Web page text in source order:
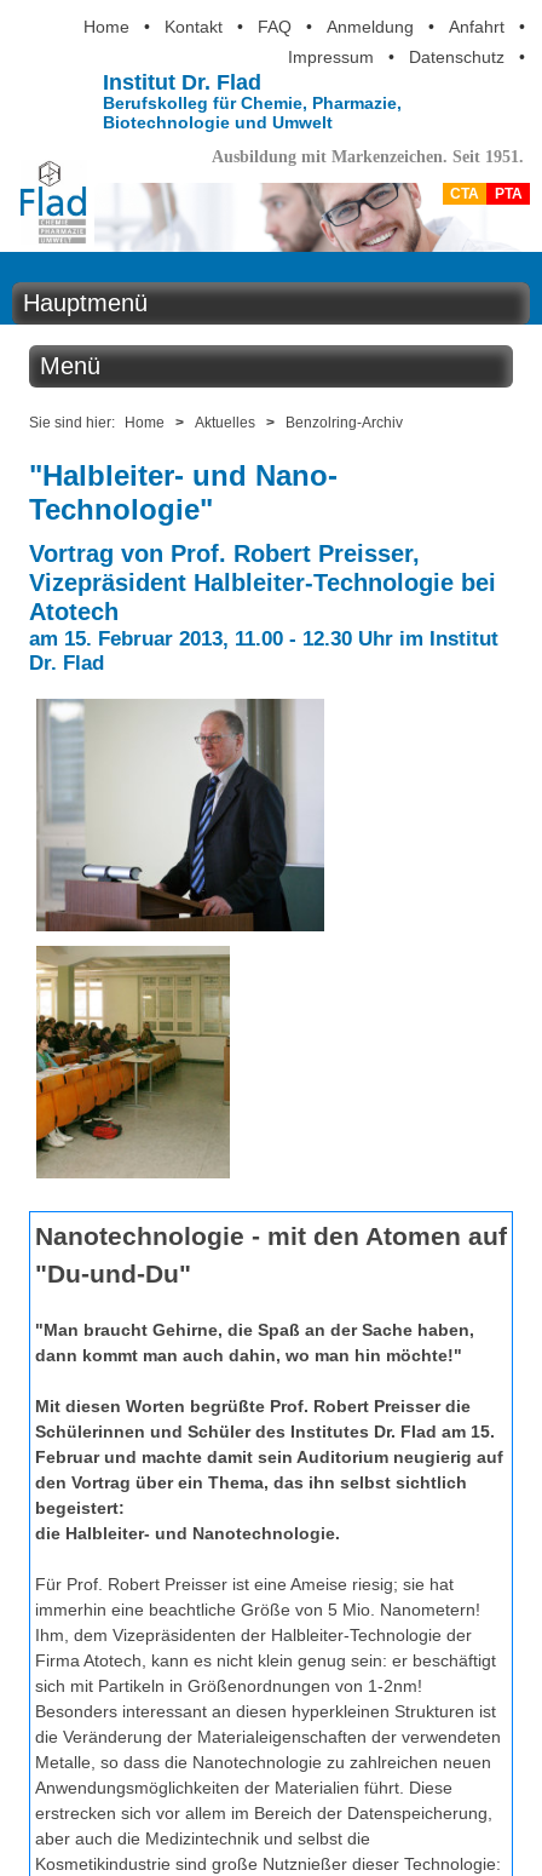
Home • Kontakt • FAQ • Anmeldung • Anfahrt
•
Impressum
• Datenschutz •
Institut Dr. Flad
Berufskolleg für Chemie, Pharmazie,
Biotechnologie und Umwelt
Ausbildung mit Markenzeichen. Seit 1951.
CTA PTA
Hauptmenü
Home
Berufsinformation
Über uns
Besonderheiten
Projekte
Eduthek
Menü
Aktuelles
Benzolring online
QM-Zertifizierung nach SGB III / AZAV
Preisrätsel
Pressearchiv
Sie sind hier: Home > Aktuelles > Benzolring-Archiv
"Halbleiter- und Nano-
Technologie"
Vortrag von Prof. Robert Preisser,
Vizepräsident Halbleiter-Technologie bei
Atotech
am 15. Februar 2013, 11.00 - 12.30 Uhr im Institut
Dr. Flad
Nanotechnologie - mit den Atomen auf
"Du-und-Du"
"Man braucht Gehirne, die Spaß an der Sache haben,
dann kommt man auch dahin, wo man hin möchte!"
Mit diesen Worten begrüßte Prof. Robert Preisser die
Schülerinnen und Schüler des Institutes Dr. Flad am 15.
Februar und machte damit sein Auditorium neugierig auf
den Vortrag über ein Thema, das ihn selbst sichtlich
begeistert:
die Halbleiter- und Nanotechnologie.
Für Prof. Robert Preisser ist eine Ameise riesig; sie hat
immerhin eine beachtliche Größe von 5 Mio. Nanometern!
Ihm, dem Vizepräsidenten der Halbleiter-Technologie der
Firma Atotech, kann es nicht klein genug sein: er beschäftigt
sich mit Partikeln in Größenordnungen von 1-2nm!
Besonders interessant an diesen hyperkleinen Strukturen ist
die Veränderung der Materialeigenschaften der verwendeten
Metalle, so dass die Nanotechnologie zu zahlreichen neuen
Anwendungsmöglichkeiten der Materialien führt. Diese
erstrecken sich vor allem im Bereich der Datenspeicherung,
aber auch die Medizintechnik und selbst die
Kosmetikindustrie sind große Nutznießer dieser Technologie: